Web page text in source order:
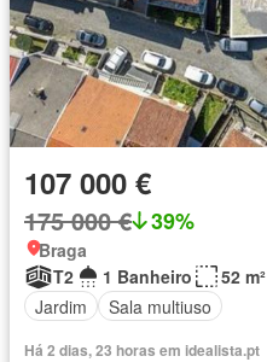
107 000 €
175 000 € 39%
Braga
T2
1 Banheiro
52 m²
Jardim
Sala multiuso
Há 2 dias, 23 horas em idealista.pt